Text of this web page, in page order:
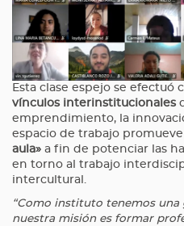
Esta clase espejo se efectuó
vínculos interinstitucionales
emprendimiento, la
espacio de trabajo promueve
aula» a fin de potenciar las
en torno al trabajo
intercultural.
“Como instituto tenemos una
nuestra misión es formar